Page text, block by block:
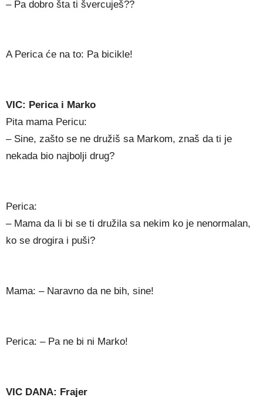
– Pa dobro šta ti švercuješ??
A Perica će na to: Pa bicikle!
VIC: Perica i Marko
Pita mama Pericu:
– Sine, zašto se ne družiš sa Markom, znaš da ti je
nekada bio najbolji drug?
Perica:
– Mama da li bi se ti družila sa nekim ko je nenormalan,
ko se drogira i puši?
Mama: – Naravno da ne bih, sine!
Perica: – Pa ne bi ni Marko!
VIC DANA: Frajer